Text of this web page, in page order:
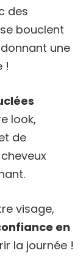
des
bouclent
une
!
look,
de
visage,
en
la journée !